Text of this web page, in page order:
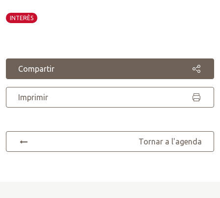
INTERÈS
Compartir
Imprimir
Tornar a l'agenda